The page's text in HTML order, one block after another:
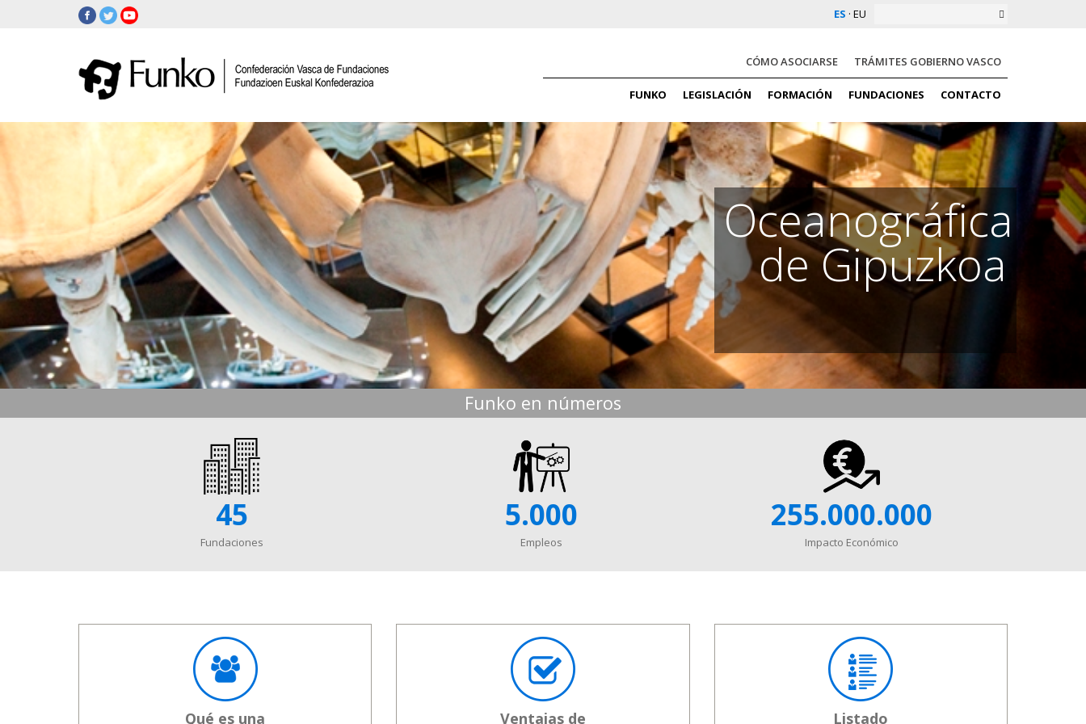
ES · EU
CÓMO ASOCIARSE TRÁMITES GOBIERNO VASCO
FUNKO LEGISLACIÓN FORMACIÓN FUNDACIONES CONTACTO
Oceanográfica
de Gipuzkoa
Funko en números
45
Fundaciones
5.000
Empleos
255.000.000
Impacto Económico
Qué es una Ventajas de Listado